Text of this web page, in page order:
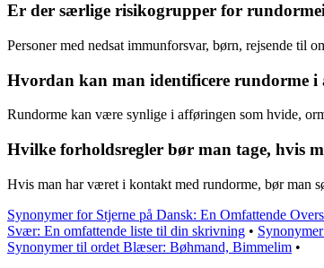
Er der særlige risikogrupper for
Personer med nedsat immunforsvar, børn, rejsende til
Hvordan kan man identificere rundorme i
Rundorme kan være synlige i afføringen som hvide,
Hvilke forholdsregler bør man tage, hvis
Hvis man har været i kontakt med rundorme, bør man
Synonymer for Stjerne på Dansk: En Omfattende
Svær: En omfattende liste til din skrivning •
Synonymer til ordet Blæser: Bøhmand, Bimmelim •